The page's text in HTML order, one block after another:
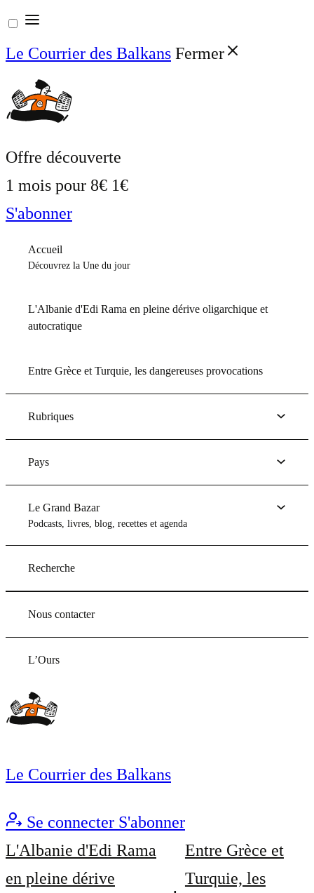
Aller
au
contenu
Le Courrier des Balkans Fermer
Offre découverte
1 mois pour 8€ 1€
S'abonner
Accueil
Découvrez la Une du jour
L'Albanie d'Edi Rama en pleine dérive oligarchique et
autocratique
Entre Grèce et Turquie, les dangereuses provocations
Rubriques
Pays
Le Grand Bazar
Podcasts, livres, blog, recettes et agenda
Recherche
Nous contacter
L’Ours
Le Courrier des Balkans
Se connecter S'abonner
L'Albanie d'Edi Rama
en pleine dérive
Entre Grèce et
Turquie, les